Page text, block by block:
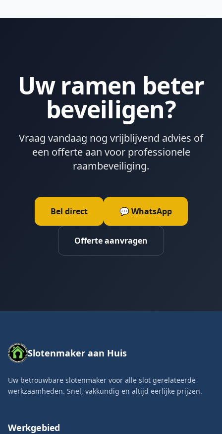
Uw ramen beter
beveiligen?
Vraag vandaag nog vrijblijvend advies of
een offerte aan voor professionele
raambeveiliging.
Bel direct 💬 WhatsApp
Offerte aanvragen
Slotenmaker aan Huis
Uw betrouwbare slotenmaker voor alle slot gerelateerde
werkzaamheden. Snel, vakkundig en altijd eerlijke prijzen.
Werkgebied